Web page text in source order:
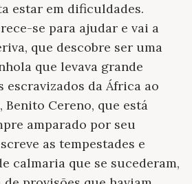
estar em dificuldades.
se para ajudar e vai a
que descobre ser uma
que levava grande
escravizados da África ao
Benito Cereno, que está
amparado por seu
as tempestades e
calmaria que se sucederam,